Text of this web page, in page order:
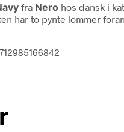
fra Nero hos dansk i
har to pynte lommer